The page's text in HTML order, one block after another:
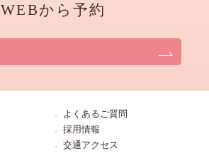
WEBから予約
よくあるご質問
採用情報
交通アクセス